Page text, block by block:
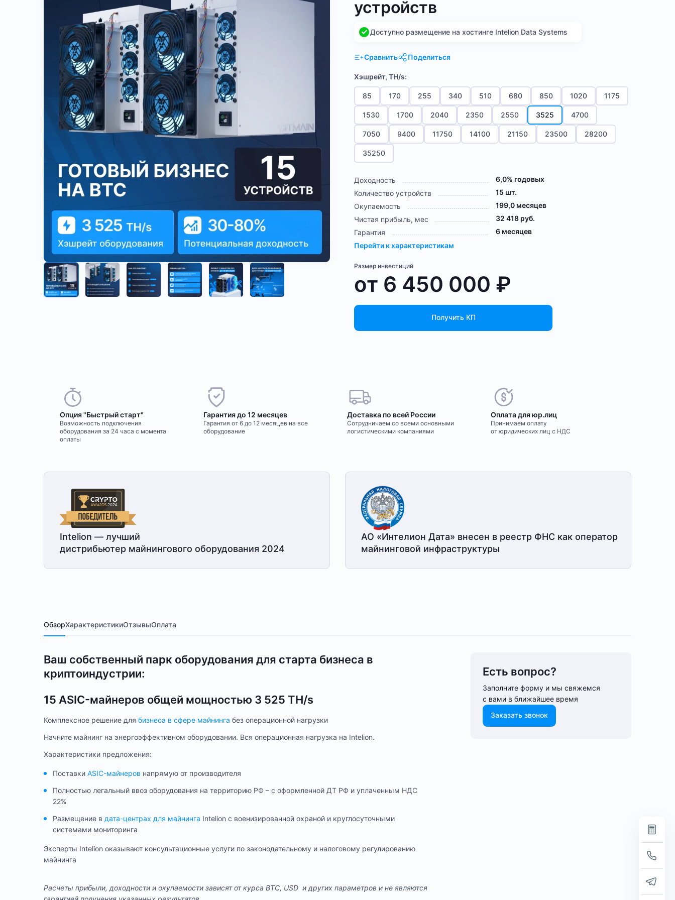
устройств
Доступно размещение на хостинге Intelion Data Systems
Сравнить Поделиться
Хэшрейт, TH/s:
85 170 255 340 510 680 850 1020 1175
1530 1700 2040 2350 2550 3525 4700
7050 9400 11750 14100 21150 23500 28200
35250
Доходность
6,0% годовых
Количество устройств
15 шт.
Окупаемость
199,0 месяцев
Чистая прибыль, мес
32 418 руб.
Гарантия
6 месяцев
Перейти к характеристикам
Размер инвестиций
от 6 450 000 ₽
Получить КП
Опция "Быстрый старт"
Возможность подключения
оборудования за 24 часа с момента
оплаты
Гарантия до 12 месяцев
Гарантия от 6 до 12 месяцев на все
оборудование
Доставка по всей России
Сотрудничаем со всеми основными
логистическими компаниями
Оплата для юр.лиц
Принимаем оплату
от юридических лиц с НДС
Intelion — лучший
дистрибьютер майнингового оборудования 2024
АО «Интелион Дата» внесен в реестр ФНС как оператор
майнинговой инфраструктуры
ОбзорХарактеристикиОтзывыОплата
Ваш собственный парк оборудования для старта бизнеса в
криптоиндустрии:
15 ASIC-майнеров общей мощностью 3 525 TH/s
Комплексное решение для бизнеса в сфере майнинга без операционной нагрузки
Начните майнинг на энергоэффективном оборудовании. Вся операционная нагрузка на Intelion.
Характеристики предложения:
Поставки ASIC-майнеров напрямую от производителя
Полностью легальный ввоз оборудования на территорию РФ – с оформленной ДТ РФ и уплаченным НДС
22%
Размещение в дата-центрах для майнинга Intelion с военизированной охраной и круглосуточными
системами мониторинга
Эксперты Intelion оказывают консультационные услуги по законодательному и налоговому регулированию
майнинга
Расчеты прибыли, доходности и окупаемости зависят от курса BTC, USD и других параметров и не являются
Есть вопрос?
Заполните форму и мы свяжемся
с вами в ближайшее время
Заказать звонок